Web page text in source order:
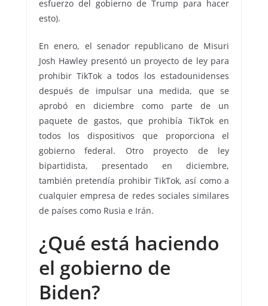
esfuerzo del gobierno de Trump para hacer
esto).
En enero, el senador republicano de Misuri
Josh Hawley presentó un proyecto de ley para
prohibir TikTok a todos los estadounidenses
después de impulsar una medida, que se
aprobó en diciembre como parte de un
paquete de gastos, que prohibía TikTok en
todos los dispositivos que proporciona el
gobierno federal. Otro proyecto de ley
bipartidista, presentado en diciembre,
también pretendía prohibir TikTok, así como a
cualquier empresa de redes sociales similares
de países como Rusia e Irán.
¿Qué está haciendo
el gobierno de
Biden?